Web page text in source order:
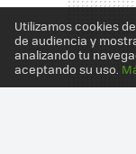
Utilizamos cookies
de audiencia y
analizando tu
aceptando su uso.